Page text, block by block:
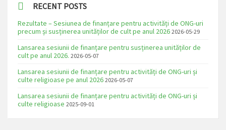
RECENT POSTS
Rezultate – Sesiunea de finanțare pentru activități de ONG-uri
precum și susținerea unităților de cult pe anul 2026 2026-05-29
Lansarea sesiunii de finanțare pentru susținerea unităților de
cult pe anul 2026. 2026-05-07
Lansarea sesiunii de finanțare pentru activități de ONG-uri și
culte religioase pe anul 2026 2026-05-07
Lansarea sesiunii de finanțare pentru activități de ONG-uri și
culte religioase 2025-09-01